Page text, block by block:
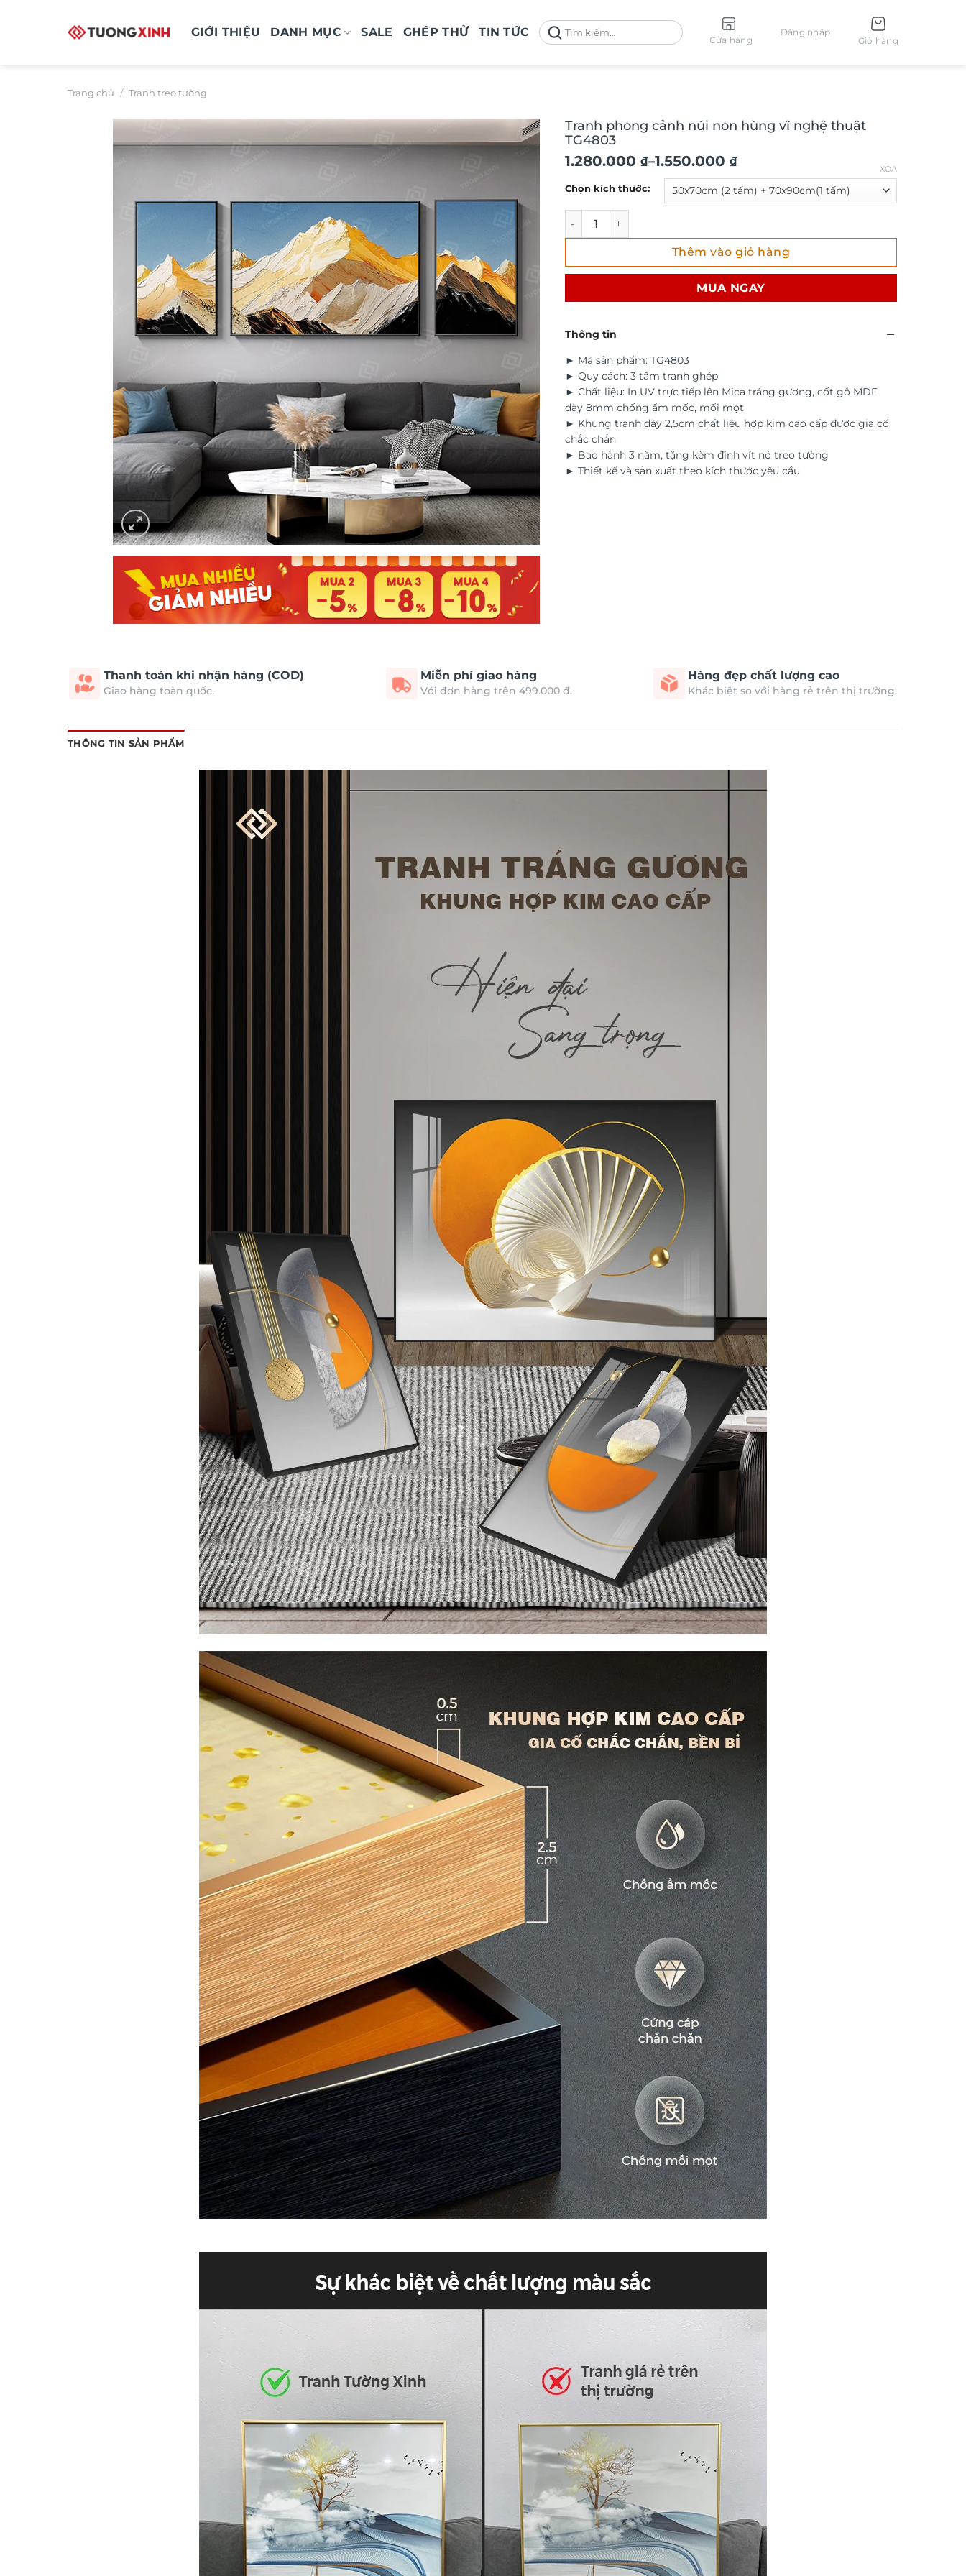
GIỚI THIỆU DANH MỤC SALE GHÉP THỬ TIN TỨC
Tìm
kiếm:
Cửa hàng
Đăng nhập
Giỏ hàng
Trang chủ / Tranh treo tường
Tranh phong cảnh núi non hùng vĩ nghệ thuật
TG4803
1.280.000 ₫–1.550.000 ₫
Khoảng
giá:
1.280.000 ₫
1.550.000 ₫
Chọn kích thước:
XÓA
Tranh phong cảnh núi non hùng vĩ nghệ thuật TG4803 số lượng
Thêm vào giỏ hàng
MUA NGAY
Thông tin
► Mã sản phẩm: TG4803
► Quy cách: 3 tấm tranh ghép
► Chất liệu: In UV trực tiếp lên Mica tráng gương, cốt gỗ MDF
dày 8mm chống ẩm mốc, mối mọt
► Khung tranh dày 2,5cm chất liệu hợp kim cao cấp được gia cố
chắc chắn
► Bảo hành 3 năm, tặng kèm đinh vít nở treo tường
► Thiết kế và sản xuất theo kích thước yêu cầu
Thanh toán khi nhận hàng (COD)
Giao hàng toàn quốc.
Miễn phí giao hàng
Với đơn hàng trên 499.000 đ.
Hàng đẹp chất lượng cao
Khác biệt so với hàng rẻ trên thị trường.
THÔNG TIN SẢN PHẨM